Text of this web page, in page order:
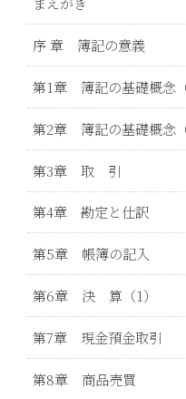
序 章 簿記の意義
第1章 簿記の基礎概念（
第2章 簿記の基礎概念（
第3章 取 引
第4章 勘定と仕訳
第5章 帳簿の記入
第6章 決 算（1）
第7章 現金預金取引
第8章 商品売買